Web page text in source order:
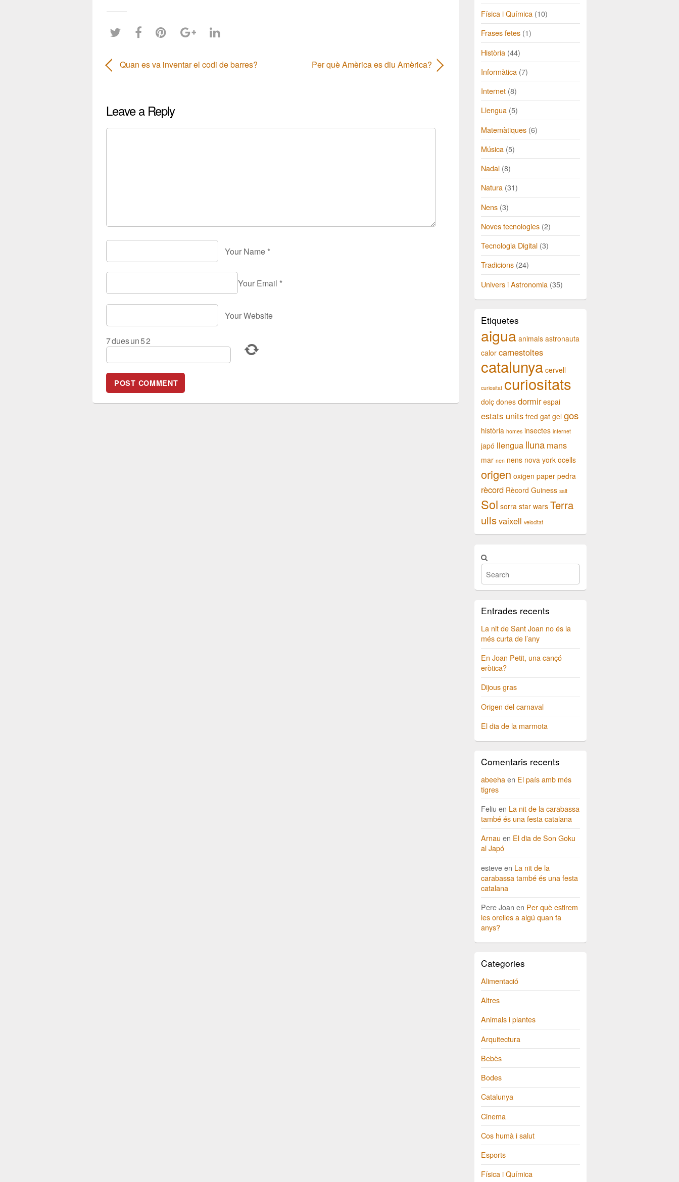
Quan es va inventar el codi de barres? Per què Amèrica es diu Amèrica?
Leave a Reply
Your Name *
Your Email *
Your Website
7duesun52
Física i Química(10)
Frases fetes(1)
Història(44)
Informàtica(7)
Internet(8)
Llengua(5)
Matemàtiques(6)
Música(5)
Nadal(8)
Natura(31)
Nens(3)
Noves tecnologies(2)
Tecnologia Digital(3)
Tradicions(24)
Univers i Astronomia(35)
Etiquetes
aigua animals astronauta
calor carnestoltes
catalunya cervell
curiositat curiositats
dolç dones dormir espai
estats units fred gat gel gos
història homes insectes internet
japó llengua lluna mans
mar nen nens nova york ocells
origen oxigen paper pedra
rècord Rècord Guiness salt
Sol sorra star wars Terra
ullsvaixell velocitat
Entrades recents
La nit de Sant Joan no és la
més curta de l’any
En Joan Petit, una cançó
eròtica?
Dijous gras
Origen del carnaval
El dia de la marmota
Comentaris recents
abeehaen El país amb més
tigres
Feliu en La nit de la carabassa
també és una festa catalana
Arnau en El dia de Son Goku
al Japó
esteveen La nit de la
carabassa també és una festa
catalana
Pere Joan en Per què estirem
les orelles a algú quan fa
anys?
Categories
Alimentació
Altres
Animals i plantes
Arquitectura
Bebès
Bodes
Catalunya
Cinema
Cos humà i salut
Esports
Física i Química